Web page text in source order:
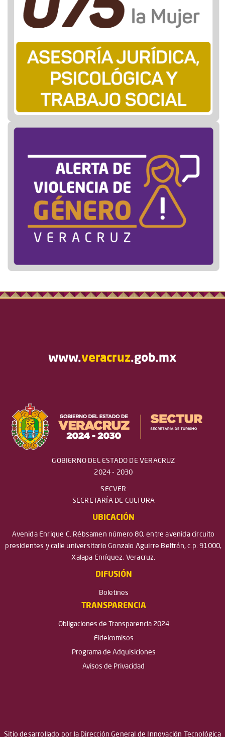
www.veracruz.gob.mx
GOBIERNO DEL ESTADO DE VERACRUZ
2024 - 2030
SECVER
SECRETARÍA DE CULTURA
UBICACIÓN
Avenida Enrique C. Rébsamen número 80, entre avenida circuito
presidentes y calle universitario Gonzalo Aguirre Beltrán, c.p. 91000,
Xalapa Enríquez, Veracruz.
DIFUSIÓN
Boletines
TRANSPARENCIA
Obligaciones de Transparencia 2024
Fideicomisos
Programa de Adquisiciones
Avisos de Privacidad
Sitio desarrollado por la Dirección General de Innovación Tecnológica